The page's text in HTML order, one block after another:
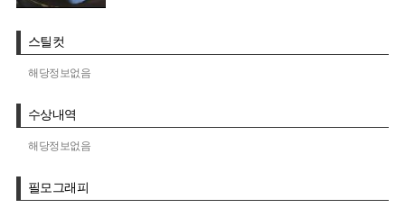
스틸컷
해당정보없음
수상내역
해당정보없음
필모그래피